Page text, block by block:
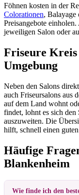
Föhnen kosten in der
Colorationen, Balayage
Preisangebote
jeweiligen Salon oder
Friseure Kreis
Umgebung
Neben den Salons
auch Friseursalons aus
auf dem Land wohnt
findet, lohnt es sich
auszuweiten. Die
hilft, schnell einen
Häufige
Blankenheim
Wie finde ich den